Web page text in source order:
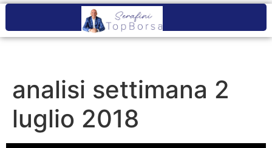
analisi settimana 2
luglio 2018